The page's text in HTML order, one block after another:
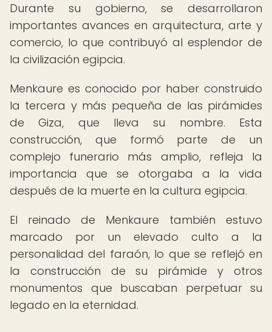
Durante su gobierno, se desarrollaron
importantes avances en arquitectura, arte y
comercio, lo que contribuyó al esplendor de
la civilización egipcia.
Menkaure es conocido por haber construido
la tercera y más pequeña de las pirámides
de Giza, que lleva su nombre. Esta
construcción, que formó parte de un
complejo funerario más amplio, refleja la
importancia que se otorgaba a la vida
después de la muerte en la cultura egipcia.
El reinado de Menkaure también estuvo
marcado por un elevado culto a la
personalidad del faraón, lo que se reflejó en
la construcción de su pirámide y otros
monumentos que buscaban perpetuar su
legado en la eternidad.